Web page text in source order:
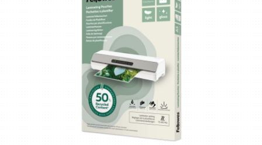
Запомнить
Забыли пароль?
Продукция apple
Компьютерная техника
Компьютерные аксессуары
Товары для офиса